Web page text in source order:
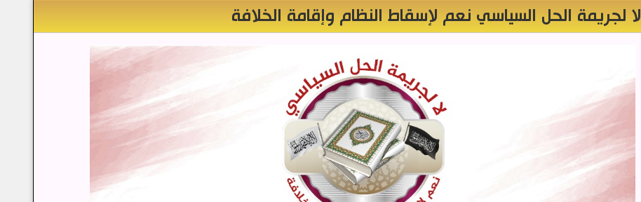
لا لجريمة الحل السياسي نعم لإسقاط النظام وإقامة الخلافة